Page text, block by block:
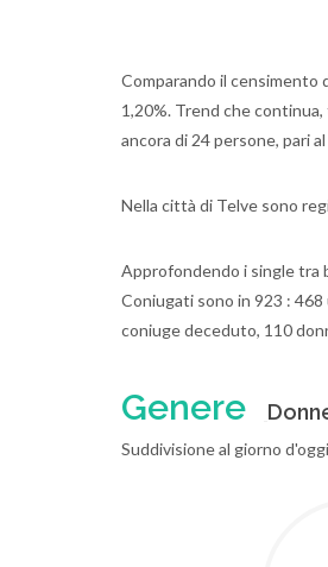
Comparando il censimento
1,20%. Trend che
ancora di 24 persone, pari
Nella città di Telve sono
Approfondendo i single tra
Coniugati sono in 923 : 468
coniuge deceduto, 110
Genere
Suddivisione al giorno